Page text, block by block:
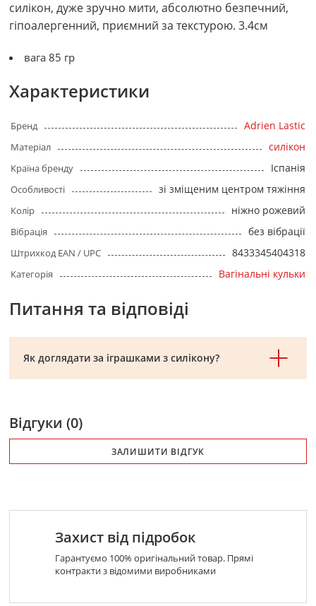
силікон, дуже зручно мити, абсолютно безпечний,
гіпоалергенний, приємний за текстурою. 3.4см
вага 85 гр
Характеристики
Бренд Adrien Lastic
Матеріал силікон
Країна бренду Іспанія
Особливості зі зміщеним центром тяжіння
Колір ніжно рожевий
Вібрація без вібрації
Штрихкод EAN / UPC 8433345404318
Категорія Вагінальні кульки
Питання та відповіді
Як доглядати за іграшками з силікону?
Відгуки (0)
ЗАЛИШИТИ ВІДГУК
Захист від підробок
Гарантуємо 100% оригінальний товар. Прямі
контракти з відомими виробниками